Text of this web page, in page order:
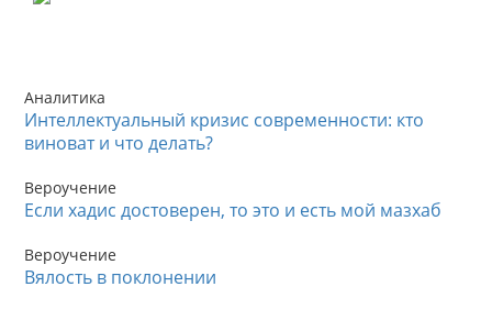
Аналитика
Интеллектуальный кризис современности: кто
виноват и что делать?
Вероучение
Если хадис достоверен, то это и есть мой мазхаб
Вероучение
Вялость в поклонении